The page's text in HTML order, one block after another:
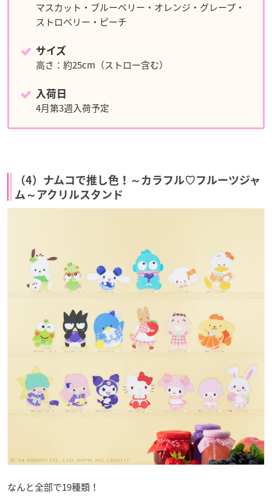
マスカット・ブルーベリー・オレンジ・グレープ・
ストロベリー・ピーチ
サイズ
高さ：約25cm（ストロー含む）
入荷日
4月第3週入荷予定
（4）ナムコで推し色！～カラフル♡フルーツジャ
ム～アクリルスタンド
なんと全部で19種類！